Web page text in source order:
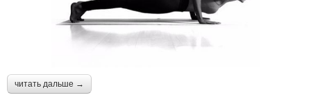
читать дальше →